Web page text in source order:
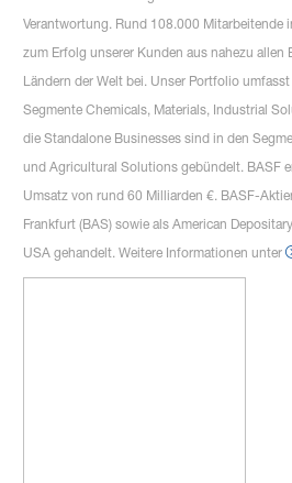
Verantwortung. Rund 108.000 Mitarbeitende
zum Erfolg unserer Kunden aus nahezu allen
Ländern der Welt bei. Unser Portfolio
Segmente Chemicals, Materials, Industrial
die Standalone Businesses sind in den
und Agricultural Solutions gebündelt. BASF
Umsatz von rund 60 Milliarden €. BASF-
Frankfurt (BAS) sowie als American
USA gehandelt. Weitere Informationen unter